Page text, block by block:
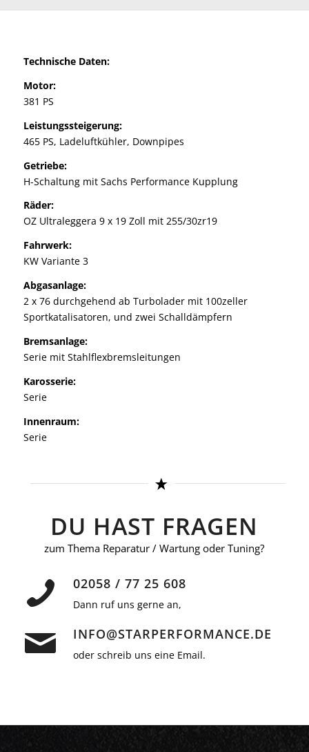
Technische Daten:
Motor:
381 PS
Leistungssteigerung:
465 PS, Ladeluftkühler, Downpipes
Getriebe:
H-Schaltung mit Sachs Performance Kupplung
Räder:
OZ Ultraleggera 9 x 19 Zoll mit 255/30zr19
Fahrwerk:
KW Variante 3
Abgasanlage:
2 x 76 durchgehend ab Turbolader mit 100zeller
Sportkatalisatoren, und zwei Schalldämpfern
Bremsanlage:
Serie mit Stahlflexbremsleitungen
Karosserie:
Serie
Innenraum:
Serie
DU HAST FRAGEN
zum Thema Reparatur / Wartung oder Tuning?
02058 / 77 25 608
Dann ruf uns gerne an,
INFO@STARPERFORMANCE.DE
oder schreib uns eine Email.